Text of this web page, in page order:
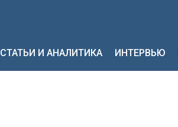
СТАТЬИ И АНАЛИТИКА ИНТЕРВЬЮ